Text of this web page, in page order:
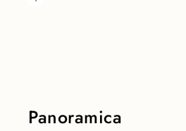
Panoramica